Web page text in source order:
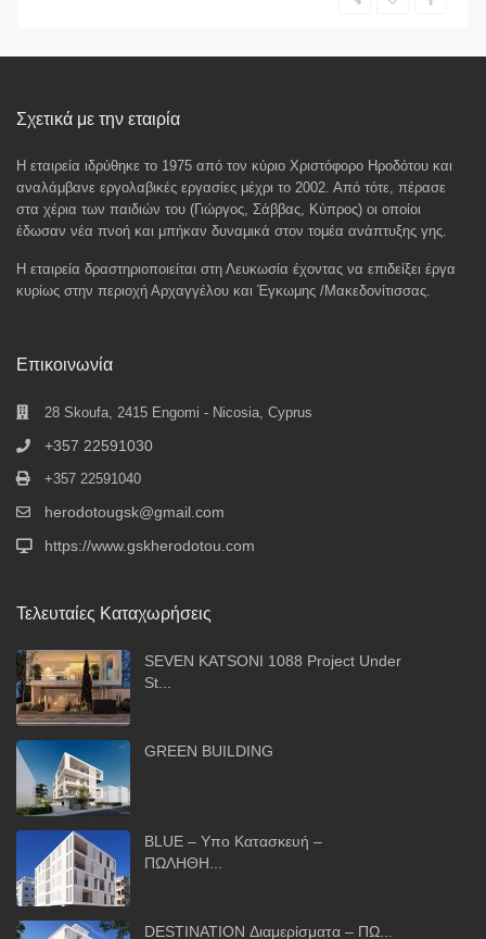
Σχετικά με την εταιρία
Η εταιρεία ιδρύθηκε το 1975 από τον κύριο Χριστόφορο Ηροδότου και
αναλάμβανε εργολαβικές εργασίες μέχρι το 2002. Από τότε, πέρασε
στα χέρια των παιδιών του (Γιώργος, Σάββας, Κύπρος) οι οποίοι
έδωσαν νέα πνοή και μπήκαν δυναμικά στον τομέα ανάπτυξης γης.
Η εταιρεία δραστηριοποιείται στη Λευκωσία έχοντας να επιδείξει έργα
κυρίως στην περιοχή Αρχαγγέλου και Έγκωμης /Μακεδονίτισσας.
Επικοινωνία
28 Skoufa, 2415 Engomi - Nicosia, Cyprus
+357 22591030
+357 22591040
herodotougsk@gmail.com
https://www.gskherodotou.com
Τελευταίες Καταχωρήσεις
SEVEN KATSONI 1088 Project Under
St...
GREEN BUILDING
BLUE – Υπο Κατασκευή –
ΠΩΛΗΘΗ...
DESTINATION Διαμερίσματα – ΠΩ...